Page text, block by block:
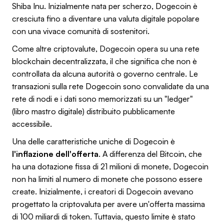
Shiba Inu. Inizialmente nata per scherzo, Dogecoin è
cresciuta fino a diventare una valuta digitale popolare
con una vivace comunità di sostenitori.
Come altre criptovalute, Dogecoin opera su una rete
blockchain decentralizzata, il che significa che non è
controllata da alcuna autorità o governo centrale. Le
transazioni sulla rete Dogecoin sono convalidate da una
rete di nodi e i dati sono memorizzati su un "ledger"
(libro mastro digitale) distribuito pubblicamente
accessibile.
Una delle caratteristiche uniche di Dogecoin è
l'inflazione dell'offerta. A differenza del Bitcoin, che
ha una dotazione fissa di 21 milioni di monete, Dogecoin
non ha limiti al numero di monete che possono essere
create. Inizialmente, i creatori di Dogecoin avevano
progettato la criptovaluta per avere un'offerta massima
di 100 miliardi di token. Tuttavia, questo limite è stato